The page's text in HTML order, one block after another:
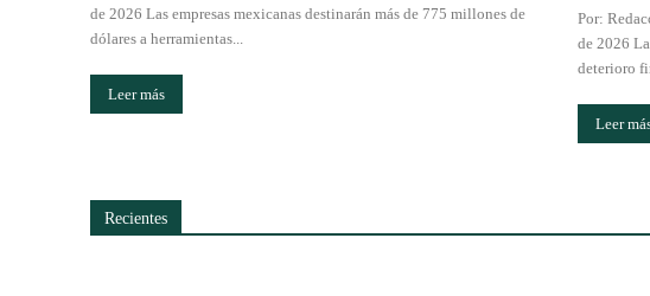
de 2026 Las empresas mexicanas destinarán más de 775 millones de
dólares a herramientas...
Leer más
Por:
de 2026
deterioro
Leer
Recientes